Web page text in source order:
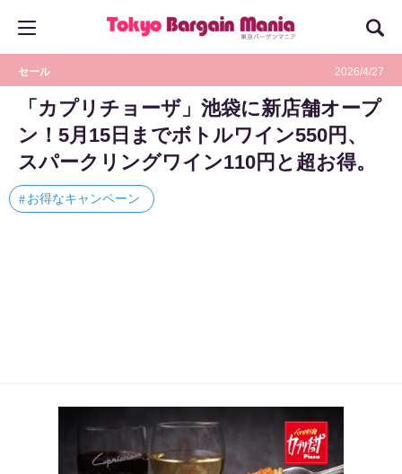
セール 2026/4/27
「カプリチョーザ」池袋に新店舗オープ
ン！5月15日までボトルワイン550円、
スパークリングワイン110円と超お得。
お得なキャンペーン